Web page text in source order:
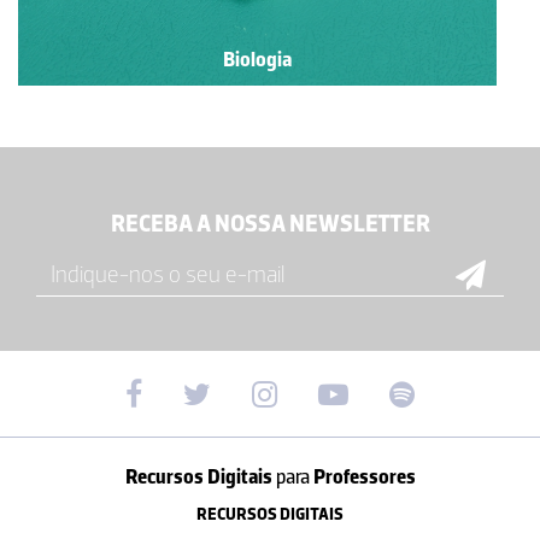
Biologia
RECEBA A NOSSA NEWSLETTER
Recursos Digitais paraProfessores
RECURSOS DIGITAIS